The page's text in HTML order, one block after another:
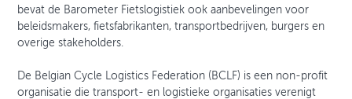
bevat de Barometer Fietslogistiek ook aanbevelingen voor
beleidsmakers, fietsfabrikanten, transportbedrijven, burgers en
overige stakeholders.
De Belgian Cycle Logistics Federation (BCLF) is een non-profit
organisatie die transport- en logistieke organisaties verenigt